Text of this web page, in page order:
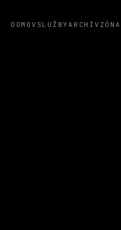
DOMOV SLUŽBY ARCHÍV ZÓNA